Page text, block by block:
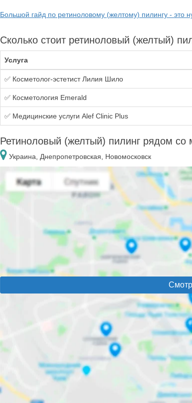
Большой гайд по ретиноловому (желтому) пилингу - это
Сколько стоит ретиноловый (желтый)
Услуга
✅ Косметолог-эстетист Лилия Шило
✅ Косметология Emerald
✅ Медицинские услуги Alef Clinic Plus
Ретиноловый (желтый) пилинг рядом со
Украина, Днепропетровская, Новомосковск